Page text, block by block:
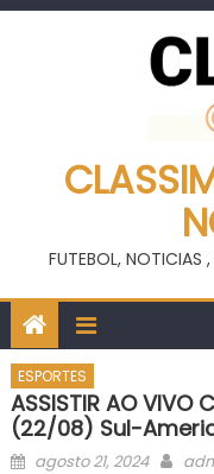
FUTEBOL, NOTICIAS
ESPORTES
ASSISTIR AO
(22/08) Sul-
Posted
agosto 21, 2024